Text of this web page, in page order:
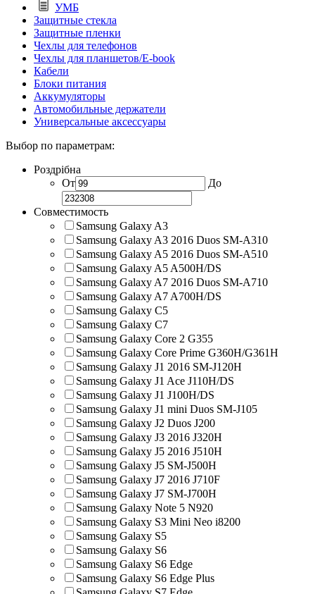
УМБ
Защитные стекла
Защитные пленки
Чехлы для телефонов
Чехлы для планшетов/E-book
Кабели
Блоки питания
Аккумуляторы
Автомобильные держатели
Универсальные аксессуары
Выбор по параметрам:
Роздрібна
От
До
Совместимость
Samsung Galaxy A3
Samsung Galaxy A3 2016 Duos SM-A310
Samsung Galaxy A5 2016 Duos SM-A510
Samsung Galaxy A5 A500H/DS
Samsung Galaxy A7 2016 Duos SM-A710
Samsung Galaxy A7 A700H/DS
Samsung Galaxy C5
Samsung Galaxy C7
Samsung Galaxy Core 2 G355
Samsung Galaxy Core Prime G360H/G361H
Samsung Galaxy J1 2016 SM-J120H
Samsung Galaxy J1 Ace J110H/DS
Samsung Galaxy J1 J100H/DS
Samsung Galaxy J1 mini Duos SM-J105
Samsung Galaxy J2 Duos J200
Samsung Galaxy J3 2016 J320H
Samsung Galaxy J5 2016 J510H
Samsung Galaxy J5 SM-J500H
Samsung Galaxy J7 2016 J710F
Samsung Galaxy J7 SM-J700H
Samsung Galaxy Note 5 N920
Samsung Galaxy S3 Mini Neo i8200
Samsung Galaxy S5
Samsung Galaxy S6
Samsung Galaxy S6 Edge
Samsung Galaxy S6 Edge Plus